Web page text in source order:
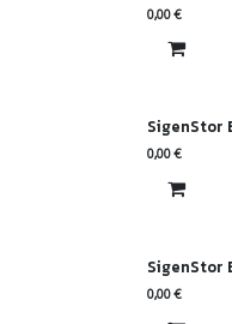
0,00€
SigenStor
0,00€
SigenStor
0,00€